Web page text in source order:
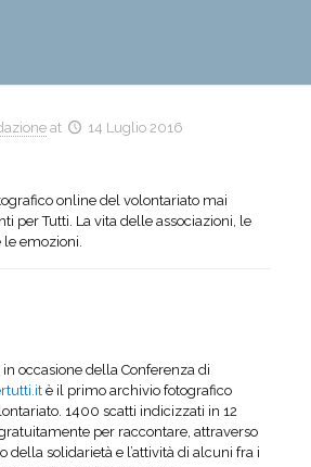
at 14 Luglio 2016
online del volontariato mai
per Tutti. La vita delle associazioni, le
le emozioni.
in occasione della Conferenza di
è il primo archivio fotografico
1400 scatti indicizzati in 12
per raccontare, attraverso
della solidarietà e l’attività di alcuni fra i